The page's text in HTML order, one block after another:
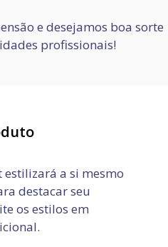
e desejamos boa sorte
profissionais!
a si mesmo
destacar seu
os estilos em